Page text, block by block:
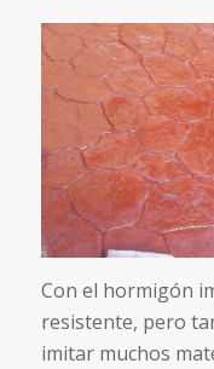
Con el hormigón
resistente, pero
imitar muchos